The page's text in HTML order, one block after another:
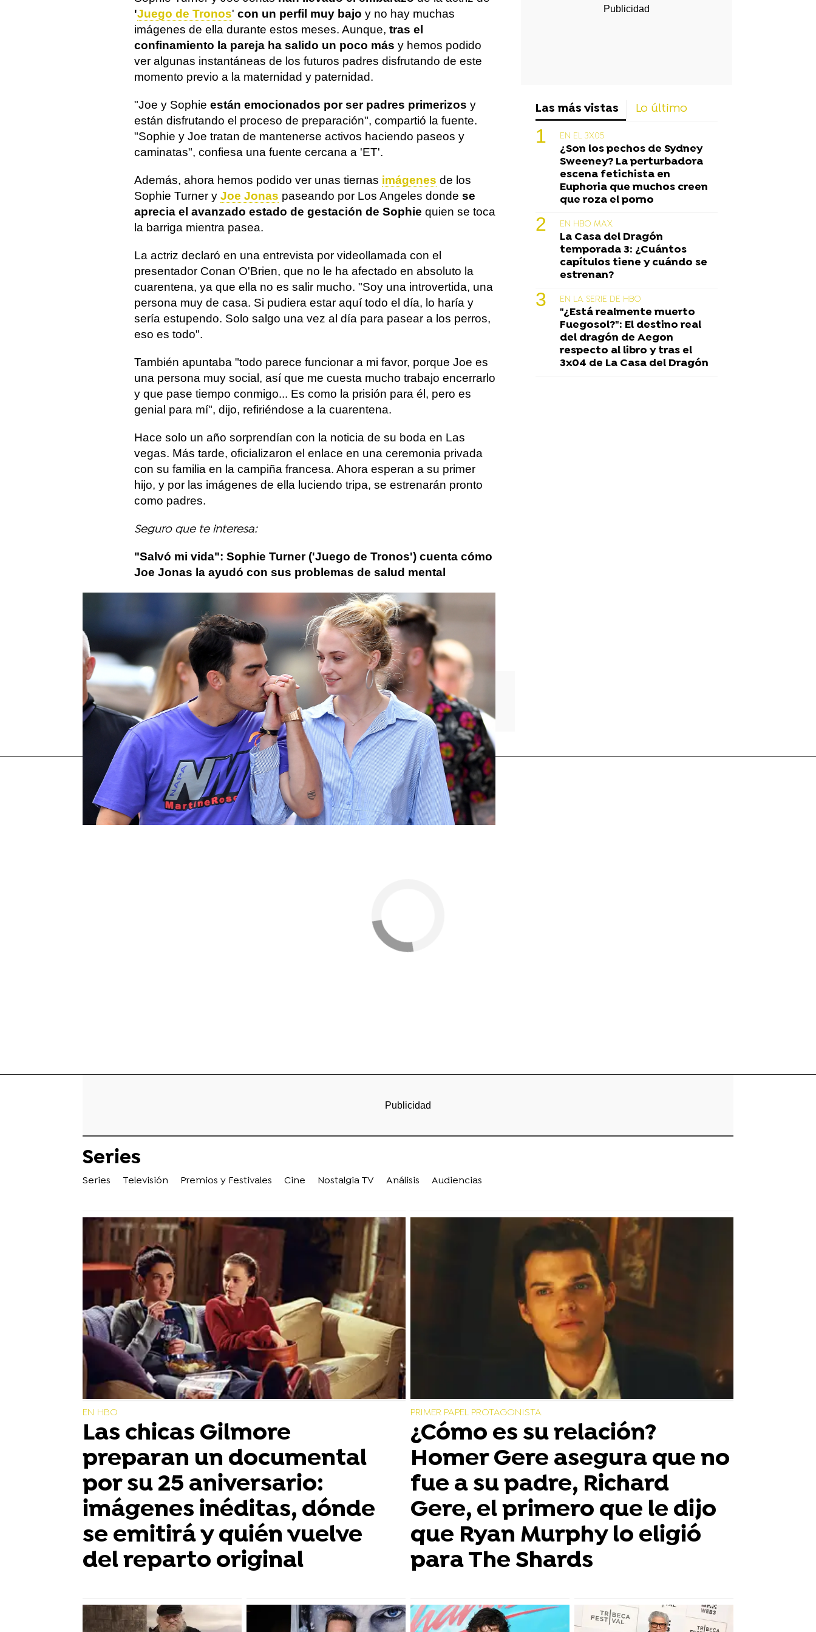
'Juego de Tronos' con un perfil muy bajo y no hay muchas
imágenes de ella durante estos meses. Aunque, tras el
confinamiento la pareja ha salido un poco más y hemos podido
ver algunas instantáneas de los futuros padres disfrutando de este
momento previo a la maternidad y paternidad.
"Joe y Sophie están emocionados por ser padres primerizos y
están disfrutando el proceso de preparación", compartió la fuente.
"Sophie y Joe tratan de mantenerse activos haciendo paseos y
caminatas", confiesa una fuente cercana a 'ET'.
Además, ahora hemos podido ver unas tiernas imágenes de los
Sophie Turner y Joe Jonas paseando por Los Angeles donde se
aprecia el avanzado estado de gestación de Sophie quien se toca
la barriga mientra pasea.
La actriz declaró en una entrevista por videollamada con el
presentador Conan O'Brien, que no le ha afectado en absoluto la
cuarentena, ya que ella no es salir mucho. "Soy una introvertida, una
persona muy de casa. Si pudiera estar aquí todo el día, lo haría y
sería estupendo. Solo salgo una vez al día para pasear a los perros,
eso es todo".
También apuntaba "todo parece funcionar a mi favor, porque Joe es
una persona muy social, así que me cuesta mucho trabajo encerrarlo
y que pase tiempo conmigo... Es como la prisión para él, pero es
genial para mí", dijo, refiriéndose a la cuarentena.
Hace solo un año sorprendían con la noticia de su boda en Las
vegas. Más tarde, oficializaron el enlace en una ceremonia privada
con su familia en la campiña francesa. Ahora esperan a su primer
hijo, y por las imágenes de ella luciendo tripa, se estrenarán pronto
como padres.
Seguro que te interesa:
"Salvó mi vida": Sophie Turner ('Juego de Tronos') cuenta cómo
Joe Jonas la ayudó con sus problemas de salud mental
Joe Jonas Juego de Tronos embarazo
Las más vistas Lo último
EN EL 3X05
¿Son los pechos de Sydney
Sweeney? La perturbadora
escena fetichista en
Euphoria que muchos creen
que roza el porno
EN HBO MAX
La Casa del Dragón
temporada 3: ¿Cuántos
capítulos tiene y cuándo se
estrenan?
EN LA SERIE DE HBO
"¿Está realmente muerto
Fuegosol?": El destino real
del dragón de Aegon
respecto al libro y tras el
3x04 de La Casa del Dragón
Series
Series Televisión Premios y Festivales Cine Nostalgia TV Análisis Audiencias
EN HBO
Las chicas Gilmore
preparan un documental
por su 25 aniversario:
imágenes inéditas, dónde
se emitirá y quién vuelve
del reparto original
PRIMER PAPEL PROTAGONISTA
¿Cómo es su relación?
Homer Gere asegura que no
fue a su padre, Richard
Gere, el primero que le dijo
que Ryan Murphy lo eligió
para The Shards